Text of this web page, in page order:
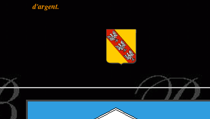
d'argent.